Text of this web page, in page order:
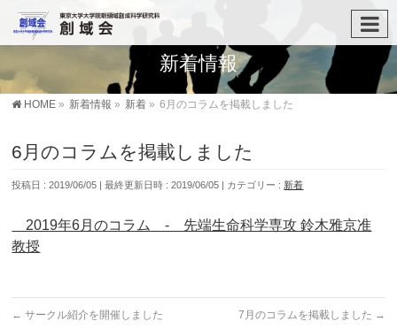
新着情報
HOME » 新着情報 » 新着 » 6月のコラムを掲載しました
6月のコラムを掲載しました
投稿日 : 2019/06/05 最終更新日時 : 2019/06/05 カテゴリー : 新着
2019年6月のコラム - 先端生命科学専攻 鈴木雅京准
教授
← サークル紹介を開催しました 7月のコラムを掲載しました →